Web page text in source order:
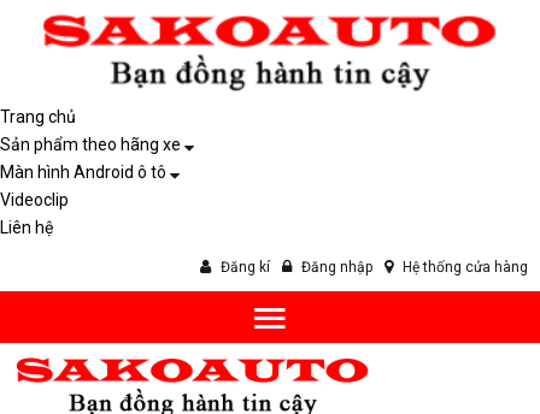
Trang chủ
Sản phẩm theo hãng xe
Màn hình Android ô tô
Videoclip
Liên hệ
Đăng kí Đăng nhập Hệ thống cửa hàng